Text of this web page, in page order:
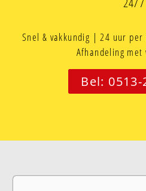
Snel & vakkundig | 24 uur
Afhandeling met
Bel: 0513-